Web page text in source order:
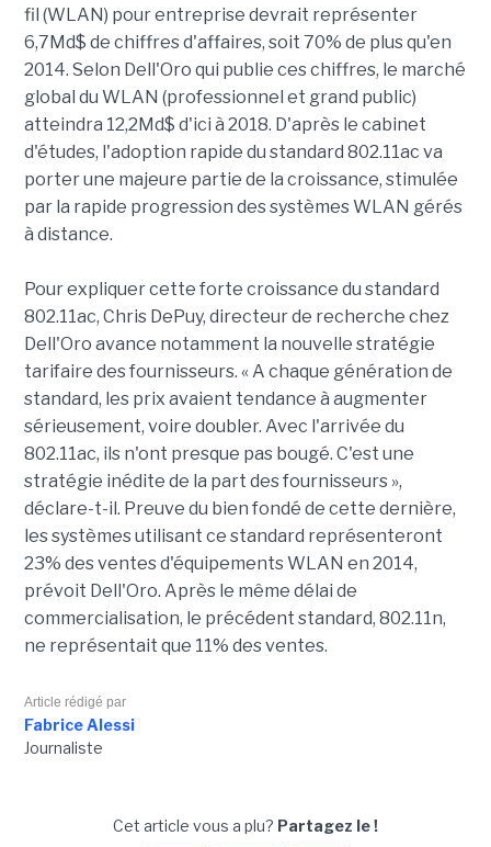
fil (WLAN) pour entreprise devrait représenter
6,7Md$ de chiffres d'affaires, soit 70% de plus qu'en
2014. Selon Dell'Oro qui publie ces chiffres, le marché
global du WLAN (professionnel et grand public)
atteindra 12,2Md$ d'ici à 2018. D'après le cabinet
d'études, l'adoption rapide du standard 802.11ac va
porter une majeure partie de la croissance, stimulée
par la rapide progression des systèmes WLAN gérés
à distance.
Pour expliquer cette forte croissance du standard
802.11ac, Chris DePuy, directeur de recherche chez
Dell'Oro avance notamment la nouvelle stratégie
tarifaire des fournisseurs. « A chaque génération de
standard, les prix avaient tendance à augmenter
sérieusement, voire doubler. Avec l'arrivée du
802.11ac, ils n'ont presque pas bougé. C'est une
stratégie inédite de la part des fournisseurs »,
déclare-t-il. Preuve du bien fondé de cette dernière,
les systèmes utilisant ce standard représenteront
23% des ventes d'équipements WLAN en 2014,
prévoit Dell'Oro. Après le même délai de
commercialisation, le précédent standard, 802.11n,
ne représentait que 11% des ventes.
Article rédigé par
Fabrice Alessi
Journaliste
Cet article vous a plu? Partagez le !